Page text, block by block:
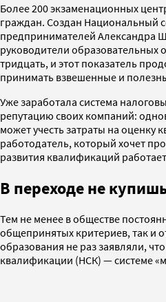
Более 200 экзаменационных
граждан. Создан Национальный
предпринимателей Александра
руководители образовательных
тридцать, и этот показатель
принимать взвешенные и
Уже заработала система
репутацию своих компаний:
может учесть затраты на
работодатель, который хочет
развития квалификаций
В переходе не
Тем не менее в обществе
общепринятых критериев, так и
образования не раз заявляли,
квалификации (НСК) — системе